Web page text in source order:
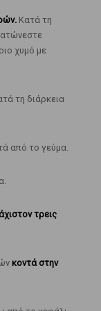
Κατά τη
χυμό με
τη διάρκεια
από το γεύμα.
τρεις
κοντά στην